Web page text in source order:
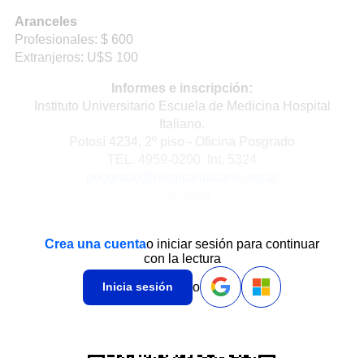
Aranceles
Profesionales: $ 600
Extranjeros: U$S 100
Informes e inscripción:
Instituto Universitario Escuela de Medicina Hospital
Italiano.
Potosí 4234, 2º piso - Oficina Posgrado
Crea una cuentao iniciar sesión para continuar
con la lectura
Inicia sesión o